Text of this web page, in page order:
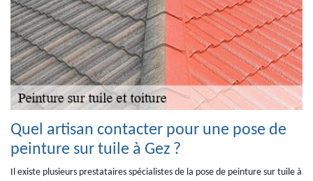
Quel artisan contacter pour une pose de
peinture sur tuile à Gez ?
Il existe plusieurs prestataires spécialistes de la pose de peinture sur tuile à